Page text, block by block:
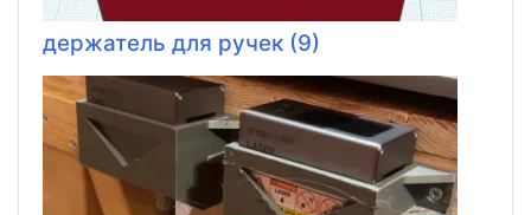
держатель для ручек (9)